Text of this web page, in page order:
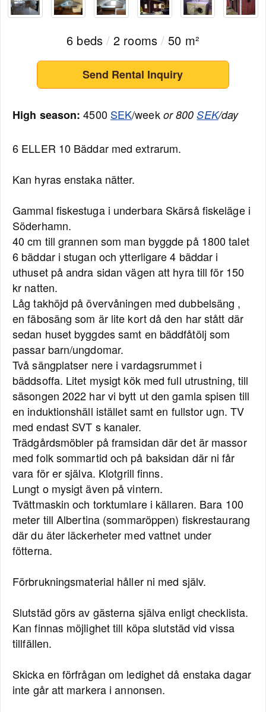
6 beds / 2 rooms / 50 m²
Send Rental Inquiry
High season: 4500 SEK/week or 800SEK/day
6 ELLER 10 Bäddar med extrarum.
Kan hyras enstaka nätter.
Gammal fiskestuga i underbara Skärså fiskeläge i
Söderhamn.
40 cm till grannen som man byggde på 1800 talet
6 bäddar i stugan och ytterligare 4 bäddar i
uthuset på andra sidan vägen att hyra till för 150
kr natten.
Låg takhöjd på övervåningen med dubbelsäng ,
en fäbosäng som är lite kort då den har stått där
sedan huset byggdes samt en bäddfåtölj som
passar barn/ungdomar.
Två sängplatser nere i vardagsrummet i
bäddsoffa. Litet mysigt kök med full utrustning, till
säsongen 2022 har vi bytt ut den gamla spisen till
en induktionshäll istället samt en fullstor ugn. TV
med endast SVT s kanaler.
Trädgårdsmöbler på framsidan där det är massor
med folk sommartid och på baksidan där ni får
vara för er själva. Klotgrill finns.
Lungt o mysigt även på vintern.
Tvättmaskin och torktumlare i källaren. Bara 100
meter till Albertina (sommaröppen) fiskrestaurang
där du äter läckerheter med vattnet under
fötterna.
Förbrukningsmaterial håller ni med själv.
Slutstäd görs av gästerna själva enligt checklista.
Kan finnas möjlighet till köpa slutstäd vid vissa
tillfällen.
Skicka en förfrågan om ledighet då enstaka dagar
inte går att markera i annonsen.